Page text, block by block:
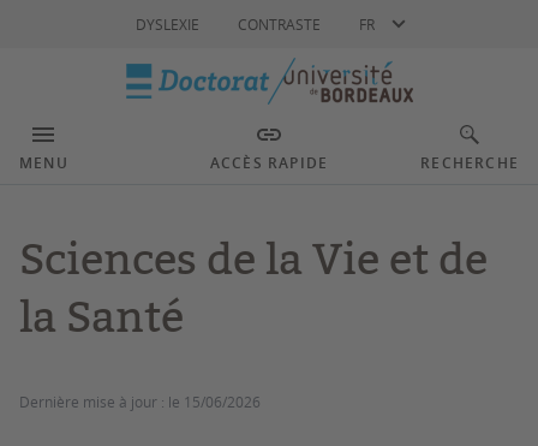
DYSLEXIE CONTRASTE FR
MENU ACCÈS RAPIDE RECHERCHE
Sciences de la Vie et de
la Santé
Dernière mise à jour : le 15/06/2026